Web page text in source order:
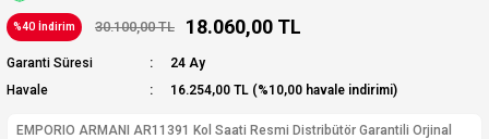
%40 İndirim 30.100,00 TL 18.060,00 TL
Garanti Süresi
24 Ay
Havale
16.254,00 TL (%10,00 havale indirimi)
EMPORIO ARMANI AR11391 Kol Saati Resmi Distribütör Garantili Orjinal